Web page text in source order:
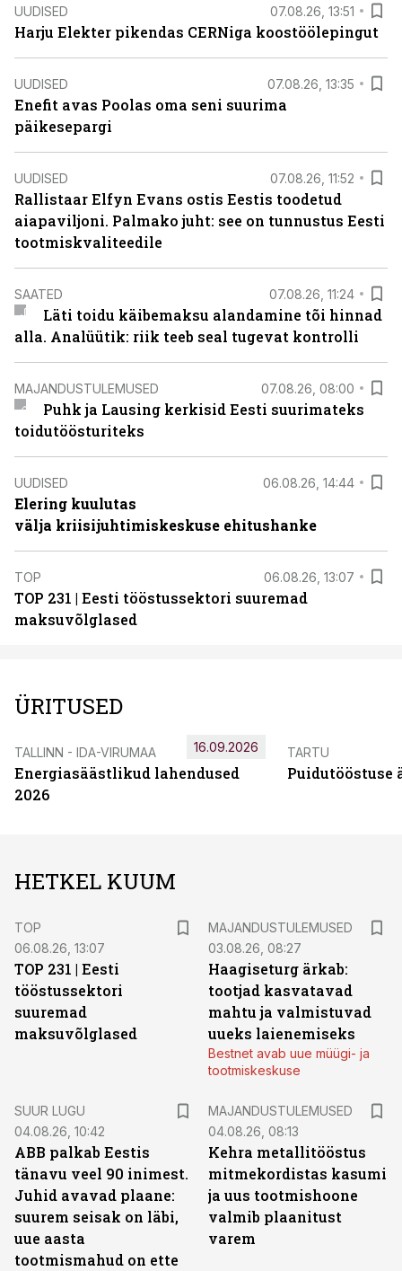
UUDISED 07.08.26, 13:51
Harju Elekter pikendas CERNiga koostöölepingut
UUDISED 07.08.26, 13:35
Enefit avas Poolas oma seni suurima
päikesepargi
UUDISED 07.08.26, 11:52
Rallistaar Elfyn Evans ostis Eestis toodetud
aiapaviljoni. Palmako juht: see on tunnustus Eesti
tootmiskvaliteedile
SAATED 07.08.26, 11:24
Läti toidu käibemaksu alandamine tõi hinnad
alla. Analüütik: riik teeb seal tugevat kontrolli
MAJANDUSTULEMUSED 07.08.26, 08:00
Puhk ja Lausing kerkisid Eesti suurimateks
toidutöösturiteks
UUDISED 06.08.26, 14:44
Elering kuulutas
välja kriisijuhtimiskeskuse ehitushanke
TOP 06.08.26, 13:07
TOP 231 | Eesti tööstussektori suuremad
maksuvõlglased
ÜRITUSED
TALLINN - IDA-VIRUMAA
Energiasäästlikud lahendused
2026
16.09.2026 TARTU
Puidutööstuse
HETKEL KUUM
TOP
06.08.26, 13:07
TOP 231 | Eesti
tööstussektori
suuremad
maksuvõlglased
MAJANDUSTULEMUSED
03.08.26, 08:27
Haagiseturg ärkab:
tootjad kasvatavad
mahtu ja valmistuvad
uueks laienemiseks
Bestnet avab uue müügi- ja
tootmiskeskuse
SUUR LUGU
04.08.26, 10:42
ABB palkab Eestis
tänavu veel 90 inimest.
Juhid avavad plaane:
suurem seisak on läbi,
uue aasta
tootmismahud on ette
MAJANDUSTULEMUSED
04.08.26, 08:13
Kehra metallitööstus
mitmekordistas kasumi
ja uus tootmishoone
valmib plaanitust
varem